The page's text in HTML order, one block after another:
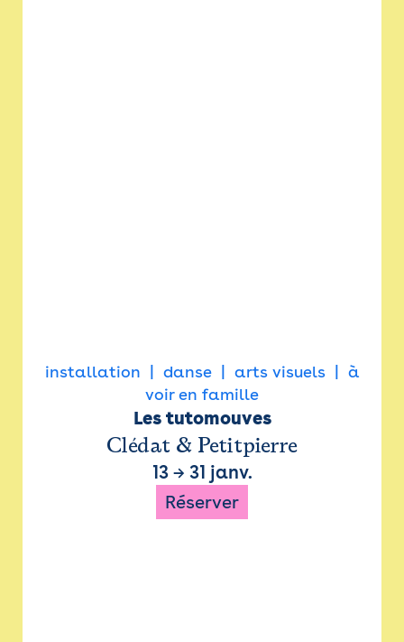
installation danse arts visuels
à
voir en famille
Les tutomouves
Clédat & Petitpierre
13→ 31 janv.
Réserver